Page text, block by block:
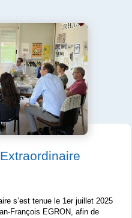
s’est tenue le 1er juillet 2025
François EGRON, afin de